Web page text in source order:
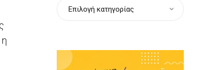
Επιλογή κατηγορίας